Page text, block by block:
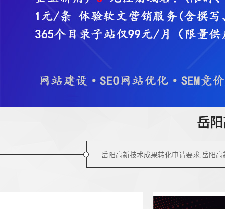
岳
岳阳高新技术成果转化申请要求,岳阳